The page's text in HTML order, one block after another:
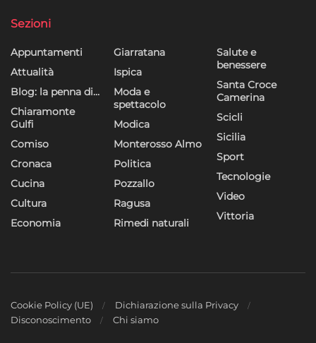
Sezioni
Appuntamenti
Attualità
Blog: la penna di…
Chiaramonte
Gulfi
Comiso
Cronaca
Cucina
Cultura
Economia
Giarratana
Ispica
Moda e
spettacolo
Modica
Monterosso Almo
Politica
Pozzallo
Ragusa
Rimedi naturali
Salute e
benessere
Santa Croce
Camerina
Scicli
Sicilia
Sport
Tecnologie
Video
Vittoria
Cookie Policy (UE)
Dichiarazione sulla Privacy
Disconoscimento
Chi siamo